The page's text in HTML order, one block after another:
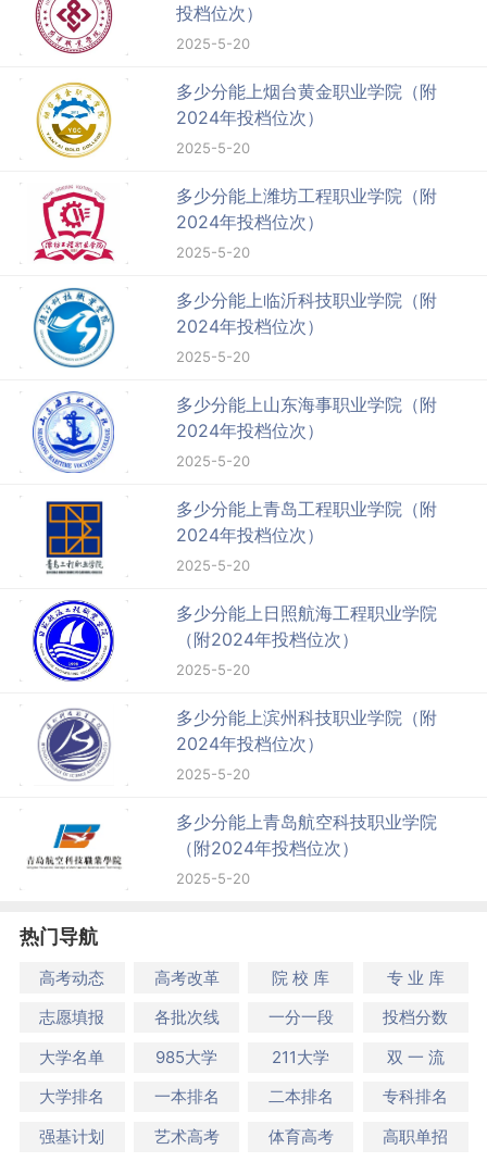
投档位次）
2025-5-20
多少分能上烟台黄金职业学院（附
2024年投档位次）
2025-5-20
多少分能上潍坊工程职业学院（附
2024年投档位次）
2025-5-20
多少分能上临沂科技职业学院（附
2024年投档位次）
2025-5-20
多少分能上山东海事职业学院（附
2024年投档位次）
2025-5-20
多少分能上青岛工程职业学院（附
2024年投档位次）
2025-5-20
多少分能上日照航海工程职业学院
（附2024年投档位次）
2025-5-20
多少分能上滨州科技职业学院（附
2024年投档位次）
2025-5-20
多少分能上青岛航空科技职业学院
（附2024年投档位次）
2025-5-20
热门导航
高考动态 高考改革 院 校 库
专 业 库
志愿填报
各批次线 一分一段
投档分数
大学名单
985大学 211大学
双 一 流
大学排名
一本排名 二本排名
专科排名
强基计划
艺术高考 体育高考 高职单招